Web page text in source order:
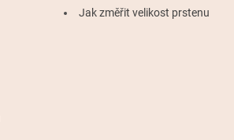
Jak změřit velikost prstenu